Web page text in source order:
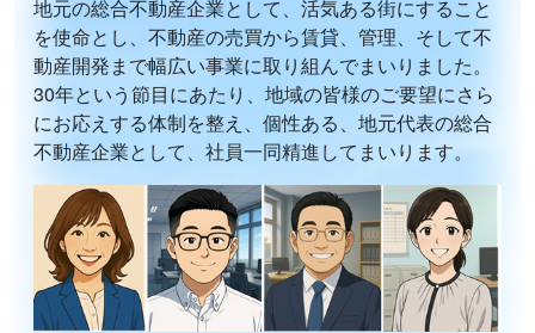
2026/03/15
【愛西市 佐屋町宅地 2階建 5LDK 貸家】を掲載！！
2026/03/06
【愛西市 大井町浦田面（永和駅）資材置場用地】を
掲載！！
【弥富市 東中地一丁目（佐古木駅）住宅用地】を掲
載！！
2026/03/02
【津島市 愛宕町4丁目（日比野駅）2階建 5LDK】 を
掲載！！
地元の総合不動産企業として、活気ある街にすること
を使命とし、不動産の売買から賃貸、管理、そして不
動産開発まで幅広い事業に取り組んでまいりました。
30年という節目にあたり、地域の皆様のご要望にさら
にお応えする体制を整え、個性ある、地元代表の総合
不動産企業として、社員一同精進してまいります。